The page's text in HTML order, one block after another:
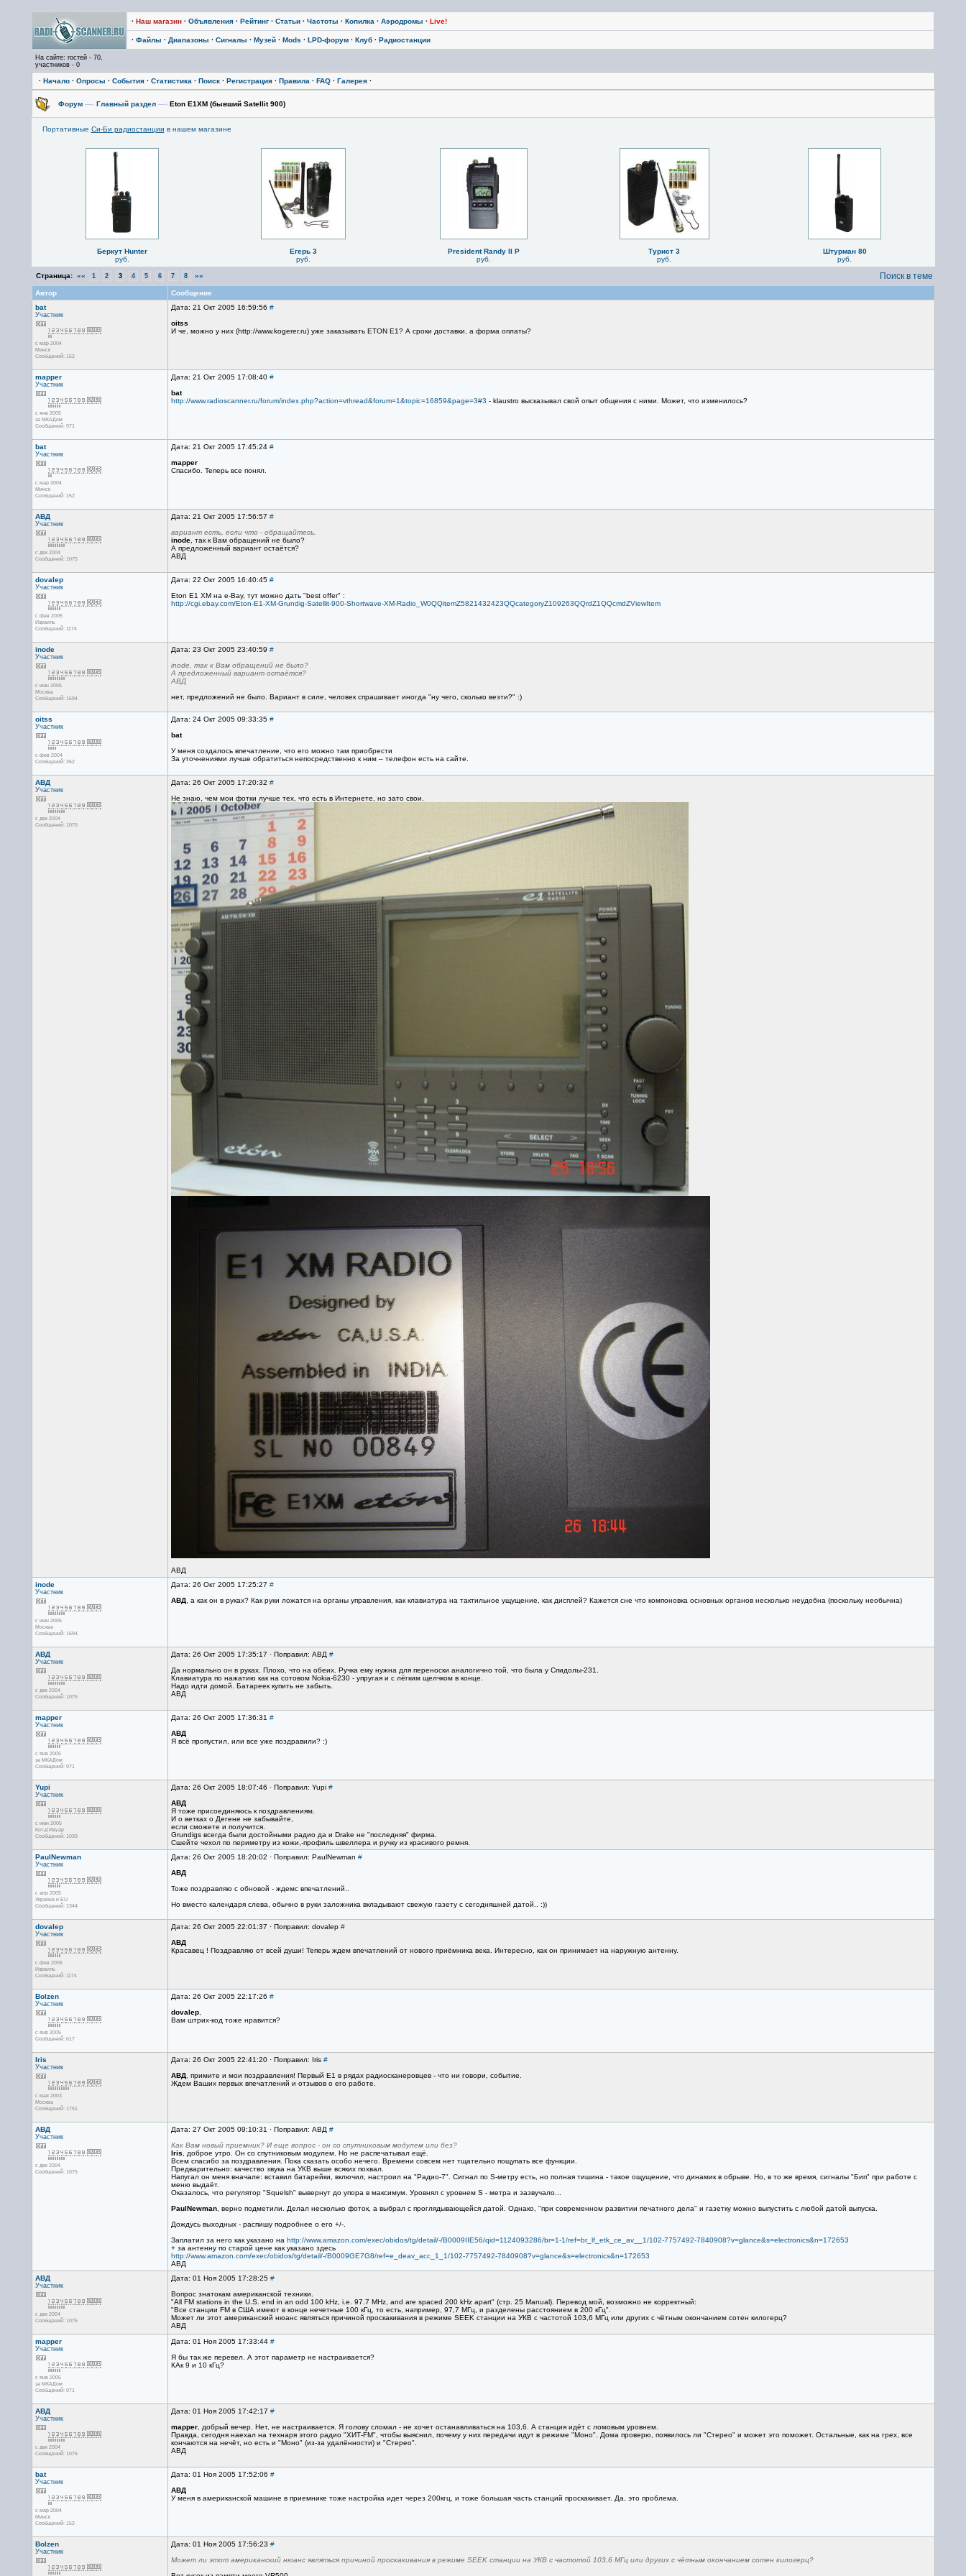
· Наш магазин· Объявления· Рейтинг· Статьи· Частоты · Копилка · Аэродромы · Live!
· Файлы · Диапазоны · Сигналы · Музей· Mods · LPD-форум· Клуб· Радиостанции
На сайте: гостей - 70,
участников - 0
· Начало· Опросы · События· Статистика · Поиск· Регистрация· Правила · FAQ· Галерея·
Форум —› Главный раздел —›Eton E1XM (бывший Satellit 900)
Портативные Си-Би радиостанции в нашем магазине
Беркут Hunter
руб.
Егерь 3
руб.
President Randy II P
руб.
Турист 3
руб.
Штурман 80
руб.
Страница: «« 1 2 3 4 5 6 7 8 »» Поиск в теме
Автор
Сообщение
bat
Участник
с мар 2004
Минск
Сообщений: 152
Дата: 21 Окт 2005 16:59:56 #
oitss
И че, можно у них (http://www.kogerer.ru) уже заказывать ETON E1? А сроки доставки, а форма оплаты?
mapper
Участник
с янв 2005
за МКАДом
Сообщений: 971
Дата: 21 Окт 2005 17:08:40 #
bat
http://www.radioscanner.ru/forum/index.php?action=vthread&forum=1&topic=16859&page=3#3 - klaustro высказывал свой опыт общения с ними. Может, что изменилось?
bat
Участник
с мар 2004
Минск
Сообщений: 152
Дата: 21 Окт 2005 17:45:24 #
mapper
Спасибо. Теперь все понял.
АВД
Участник
с дек 2004
Сообщений: 1075
Дата: 21 Окт 2005 17:56:57 #
вариант есть, если что - обращайтесь.
inode, так к Вам обращений не было?
А предложенный вариант остаётся?
АВД
dovalep
Участник
с фев 2005
Израиль
Сообщений: 1174
Дата: 22 Окт 2005 16:40:45 #
Eton E1 XM на e-Bay, тут можно дать "best offer" :
http://cgi.ebay.com/Eton-E1-XM-Grundig-Satellit-900-Shortwave-XM-Radio_W0QQitemZ5821432423QQcategoryZ109263QQrdZ1QQcmdZViewItem
inode
Участник
с июн 2005
Москва
Сообщений: 1694
Дата: 23 Окт 2005 23:40:59 #
inode, так к Вам обращений не было?
А предложенный вариант остаётся?
АВД
нет, предложений не было. Вариант в силе, человек спрашивает иногда "ну чего, сколько везти?" :)
oitss
Участник
с фев 2004
Сообщений: 352
Дата: 24 Окт 2005 09:33:35 #
bat
У меня создалось впечатление, что его можно там приобрести
За уточнениями лучше обратиться непосредственно к ним – телефон есть на сайте.
АВД
Участник
с дек 2004
Сообщений: 1075
Дата: 26 Окт 2005 17:20:32 #
Не знаю, чем мои фотки лучше тех, что есть в Интернете, но зато свои.
АВД
inode
Участник
с июн 2005
Москва
Сообщений: 1694
Дата: 26 Окт 2005 17:25:27 #
АВД, а как он в руках? Как руки ложатся на органы управления, как клавиатура на тактильное ущущение, как дисплей? Кажется сне что компоновка основных органов несколько неудобна (поскольку необычна)
АВД
Участник
с дек 2004
Сообщений: 1075
Дата: 26 Окт 2005 17:35:17 · Поправил: АВД #
Да нормально он в руках. Плохо, что на обеих. Ручка ему нужна для переноски аналогично той, что была у Спидолы-231.
Клавиатура по нажатию как на сотовом Nokia-6230 - упругая и с лёгким щелчком в конце.
Надо идти домой. Батареек купить не забыть.
АВД
mapper
Участник
с янв 2005
за МКАДом
Сообщений: 971
Дата: 26 Окт 2005 17:36:31 #
АВД
Я всё пропустил, или все уже поздравили? :)
Yupi
Участник
с июн 2005
Кот-д’Ивуар
Сообщений: 1039
Дата: 26 Окт 2005 18:07:46 · Поправил: Yupi #
АВД
Я тоже присоединяюсь к поздравлениям.
И о ветках о Дегене не забывайте,
если сможете и получится.
Grundigs всегда были достойными радио да и Drake не "последняя" фирма.
Сшейте чехол по периметру из кожи,-профиль швеллера и ручку из красивого ремня.
PaulNewman
Участник
с апр 2005
Украина и EU
Сообщений: 1344
Дата: 26 Окт 2005 18:20:02 · Поправил: PaulNewman #
АВД
Тоже поздравляю с обновой - ждемс впечатлений..
Но вместо календаря слева, обычно в руки заложника вкладывают свежую газету с сегодняшней датой.. :))
dovalep
Участник
с фев 2005
Израиль
Сообщений: 1174
Дата: 26 Окт 2005 22:01:37 · Поправил: dovalep #
АВД
Красавец ! Поздравляю от всей души! Теперь ждем впечатлений от нового приёмника века. Интересно, как он принимает на наружную антенну.
Bolzen
Участник
с янв 2005
Сообщений: 617
Дата: 26 Окт 2005 22:17:26 #
dovalep,
Вам штрих-код тоже нравится?
Iris
Участник
с мая 2003
Москва
Сообщений: 1751
Дата: 26 Окт 2005 22:41:20 · Поправил: Iris #
АВД, примите и мои поздравления! Первый Е1 в рядах радиосканеровцев - что ни говори, событие.
Ждем Ваших первых впечатлений и отзывов о его работе.
АВД
Участник
с дек 2004
Сообщений: 1075
Дата: 27 Окт 2005 09:10:31 · Поправил: АВД #
Как Вам новый приемник? И еще вопрос - он со спутниковым модулем или без?
Iris , доброе утро. Он со спутниковым модулем. Но не распечатывал ещё.
Всем спасибо за поздравления. Пока сказать особо нечего. Времени совсем нет тщательно пощупать все функции.
Предварительно: качество звука на УКВ выше всяких похвал.
Напугал он меня вначале: вставил батарейки, включил, настроил на "Радио-7". Сигнал по S-метру есть, но полная тишина - такое ощущение, что динамик в обрыве. Но, в то же время, сигналы "Бип" при работе с
меню выдаёт.
Оказалось, что регулятор "Squelsh" вывернут до упора в максимум. Уровнял с уровнем S - метра и зазвучало...
PaulNewman, верно подметили. Делал несколько фоток, а выбрал с проглядывающейся датой. Однако, "при современном развитии печатного дела" и газетку можно выпустить с любой датой выпуска.
Дождусь выходных - распишу подробнее о его +/-.
Заплатил за него как указано на http://www.amazon.com/exec/obidos/tg/detail/-/B0009IIE56/qid=1124093286/br=1-1/ref=br_lf_etk_ce_av__1/102-7757492-7840908?v=glance&s=electronics&n=172653
+ за антенну по старой цене как указано здесь
http://www.amazon.com/exec/obidos/tg/detail/-/B0009GE7G8/ref=e_deav_acc_1_1/102-7757492-7840908?v=glance&s=electronics&n=172653
АВД
АВД
Участник
с дек 2004
Сообщений: 1075
Дата: 01 Ноя 2005 17:28:25 #
Вопрос знатокам американской техники.
"All FM stations in the U.S. end in an odd 100 kHz, i.e. 97.7 MHz, and are spaced 200 kHz apart" (стр. 25 Manual). Перевод мой, возможно не корректный:
"Все станции FM в США имеют в конце нечетные 100 кГц, то есть, например, 97,7 МГц, и разделены расстоянием в 200 кГц".
Может ли этот американский нюанс являться причиной проскакивания в режиме SEEK станции на УКВ с частотой 103,6 МГц или других с чётным окончанием сотен килогерц?
АВД
mapper
Участник
с янв 2005
за МКАДом
Сообщений: 971
Дата: 01 Ноя 2005 17:33:44 #
Я бы так же перевел. А этот параметр не настраивается?
КАк 9 и 10 кГц?
АВД
Участник
с дек 2004
Сообщений: 1075
Дата: 01 Ноя 2005 17:42:17 #
mapper, добрый вечер. Нет, не настраивается. Я голову сломал - не хочет останавливаться на 103,6. А станция идёт с ломовым уровнем.
Правда, сегодня наехал на технаря этого радио "ХИТ-FM", чтобы выяснил, почему у них передачи идут в режиме "Моно". Дома проверю, появилось ли "Стерео" и может это поможет. Остальные, как на грех, все
кончаются на нечёт, но есть и "Моно" (из-за удалённости) и "Стерео".
АВД
bat
Участник
с мар 2004
Минск
Сообщений: 152
Дата: 01 Ноя 2005 17:52:06 #
АВД
У меня в американской машине в приемнике тоже настройка идет через 200кгц, и тоже большая часть станций проскакивает. Да, это проблема.
Bolzen
Участник
Дата: 01 Ноя 2005 17:56:23 #
Может ли этот американский нюанс являться причиной проскакивания в режиме SEEK станции на УКВ с частотой 103,6 МГц или других с чётным окончанием сотен килогерц?